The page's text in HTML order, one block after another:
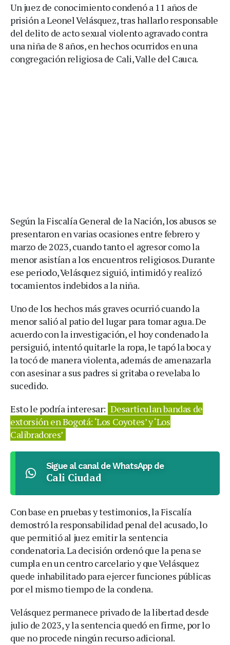
Un juez de conocimiento condenó a 11 años de
prisión a Leonel Velásquez, tras hallarlo responsable
del delito de acto sexual violento agravado contra
una niña de 8 años, en hechos ocurridos en una
congregación religiosa de Cali, Valle del Cauca.
Según la Fiscalía General de la Nación, los abusos se
presentaron en varias ocasiones entre febrero y
marzo de 2023, cuando tanto el agresor como la
menor asistían a los encuentros religiosos. Durante
ese periodo, Velásquez siguió, intimidó y realizó
tocamientos indebidos a la niña.
Uno de los hechos más graves ocurrió cuando la
menor salió al patio del lugar para tomar agua. De
acuerdo con la investigación, el hoy condenado la
persiguió, intentó quitarle la ropa, le tapó la boca y
la tocó de manera violenta, además de amenazarla
con asesinar a sus padres si gritaba o revelaba lo
sucedido.
Esto le podría interesar: Desarticulan bandas de
extorsión en Bogotá: ‘Los Coyotes’ y ‘Los
Calibradores’
Sigue al canal de WhatsApp de
Cali Ciudad
Con base en pruebas y testimonios, la Fiscalía
demostró la responsabilidad penal del acusado, lo
que permitió al juez emitir la sentencia
condenatoria. La decisión ordenó que la pena se
cumpla en un centro carcelario y que Velásquez
quede inhabilitado para ejercer funciones públicas
por el mismo tiempo de la condena.
Velásquez permanece privado de la libertad desde
julio de 2023, y la sentencia quedó en firme, por lo
que no procede ningún recurso adicional.